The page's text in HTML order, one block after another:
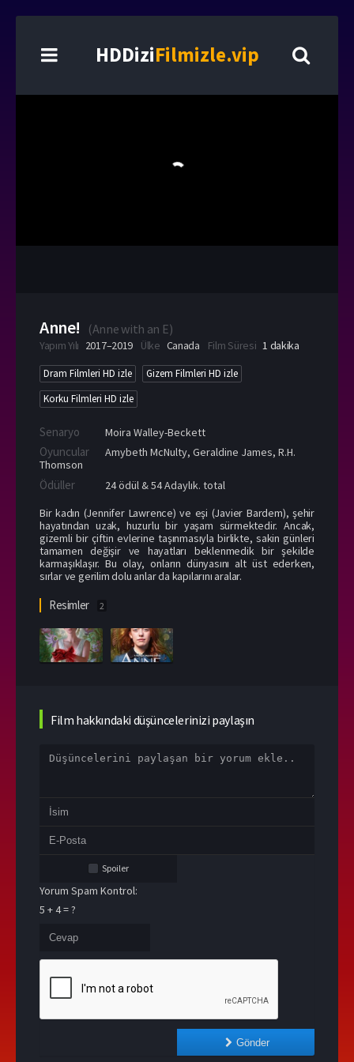
HDDiziFilmizle.vip
Anne! (Anne with an E)
Yapım Yılı 2017–2019 Ülke Canada Film Süresi 1 dakika
Dram Filmleri HD izle
Gizem Filmleri HD izle
Korku Filmleri HD izle
Senaryo Moira Walley-Beckett
Oyuncular Amybeth McNulty, Geraldine James, R.H.
Thomson
Ödüller
24 ödül & 54 Adaylık. total
Bir kadın (Jennifer Lawrence) ve eşi (Javier Bardem), şehir
hayatından uzak, huzurlu bir yaşam sürmektedir. Ancak,
gizemli bir çiftin evlerine taşınmasıyla birlikte, sakin günleri
tamamen değişir ve hayatları beklenmedik bir şekilde
karmaşıklaşır. Bu olay, onların dünyasını alt üst ederken,
sırlar ve gerilim dolu anlar da kapılarını aralar.
Resimler 2
Film hakkındaki düşüncelerinizi paylaşın
Spoiler
Yorum Spam Kontrol:
5 + 4 = ?
Gönder